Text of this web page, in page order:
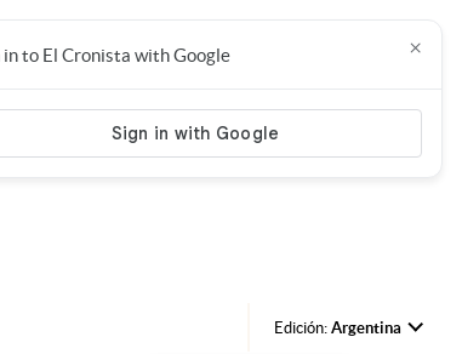
Edición: Argentina
in to El Cronista with Google ×